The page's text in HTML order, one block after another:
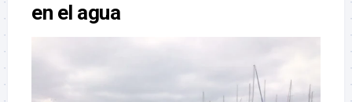
en el agua